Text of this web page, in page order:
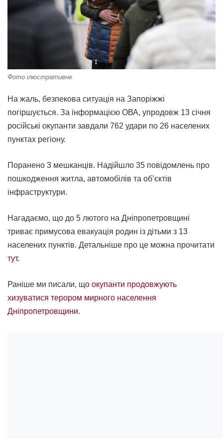
Фото ілюстративне
На жаль, безпекова ситуація на Запоріжжі
погіршується. За інформацією ОВА, упродовж 13 січня
російські окупанти завдали 762 удари по 26 населених
пунктах регіону.
Поранено 3 мешканців. Надійшло 35 повідомлень про
пошкодження житла, автомобілів та об’єктів
інфраструктури.
Нагадаємо, що до 5 лютого на Дніпропетровщині
триває примусова евакуація родин із дітьми з 13
населених пунктів. Детальніше про це можна прочитати
тут.
Раніше ми писали, що окупанти продовжують
хизуватися терором мирного населення
Дніпропетровщини.